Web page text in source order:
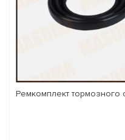
Ремкомплект тормозного